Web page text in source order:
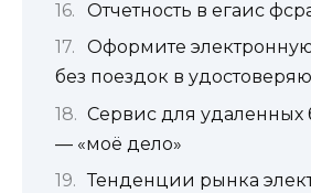
Отчетность в егаис
Оформите
без поездок в
Сервис для удаленных
— «моё дело»
Тенденции рынка